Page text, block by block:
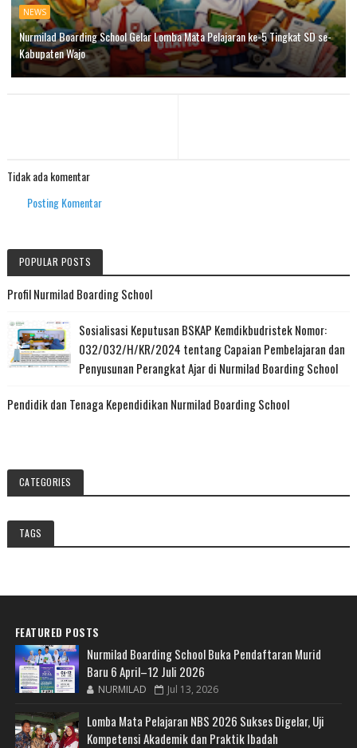
NEWS
Nurmilad Boarding School Gelar Lomba Mata Pelajaran ke-5 Tingkat SD se-
Kabupaten Wajo
Tidak ada komentar
Posting Komentar
POPULAR POSTS
Profil Nurmilad Boarding School
Sosialisasi Keputusan BSKAP Kemdikbudristek Nomor:
032/032/H/KR/2024 tentang Capaian Pembelajaran dan
Penyusunan Perangkat Ajar di Nurmilad Boarding School
Pendidik dan Tenaga Kependidikan Nurmilad Boarding School
CATEGORIES
TAGS
FEATURED POSTS
Nurmilad Boarding School Buka Pendaftaran Murid
Baru 6 April–12 Juli 2026
NURMILAD Jul 13, 2026
Lomba Mata Pelajaran NBS 2026 Sukses Digelar, Uji
Kompetensi Akademik dan Praktik Ibadah